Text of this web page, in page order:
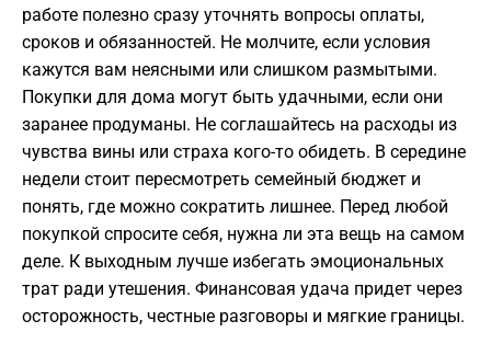
работе полезно сразу уточнять вопросы оплаты,
сроков и обязанностей. Не молчите, если условия
кажутся вам неясными или слишком размытыми.
Покупки для дома могут быть удачными, если они
заранее продуманы. Не соглашайтесь на расходы из
чувства вины или страха кого-то обидеть. В середине
недели стоит пересмотреть семейный бюджет и
понять, где можно сократить лишнее. Перед любой
покупкой спросите себя, нужна ли эта вещь на самом
деле. К выходным лучше избегать эмоциональных
трат ради утешения. Финансовая удача придет через
осторожность, честные разговоры и мягкие границы.